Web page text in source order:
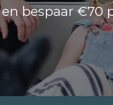
bespaar €70